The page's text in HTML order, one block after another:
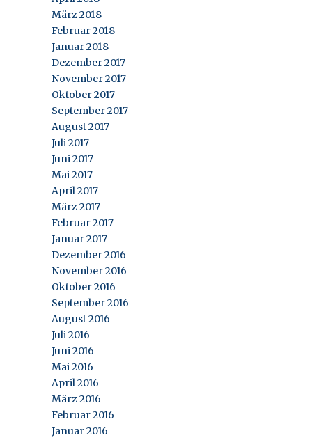
März 2018
Februar 2018
Januar 2018
Dezember 2017
November 2017
Oktober 2017
September 2017
August 2017
Juli 2017
Juni 2017
Mai 2017
April 2017
März 2017
Februar 2017
Januar 2017
Dezember 2016
November 2016
Oktober 2016
September 2016
August 2016
Juli 2016
Juni 2016
Mai 2016
April 2016
März 2016
Februar 2016
Januar 2016